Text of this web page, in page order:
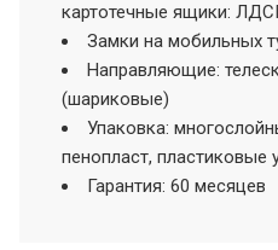
картотечные ящики:
Замки на мобильных
Направляющие:
(шариковые)
Упаковка:
пенопласт, пластиковые
Гарантия: 60 месяцев